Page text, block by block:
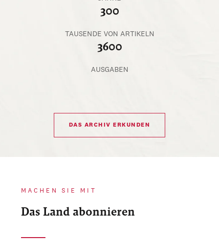
300
TAUSENDE VON ARTIKELN
3600
AUSGABEN
DAS ARCHIV ERKUNDEN
MACHEN SIE MIT
Das Land abonnieren